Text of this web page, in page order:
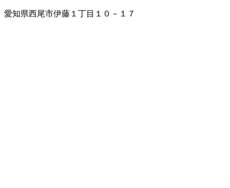
愛知県西尾市伊藤１丁目１０－１７